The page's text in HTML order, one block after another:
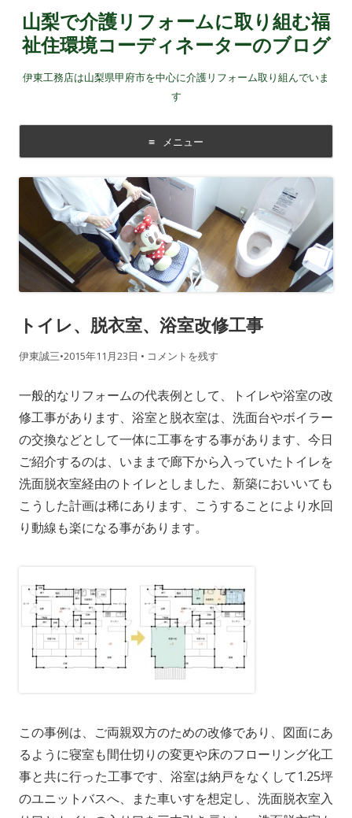
山梨で介護リフォームに取り組む福
祉住環境コーディネーターのブログ
伊東工務店は山梨県甲府市を中心に介護リフォーム取り組んでいま
す
メニュー
コンテンツに移動する
トイレ、脱衣室、浴室改修工事
伊東誠三•2015年11月23日 • コメントを残す
一般的なリフォームの代表例として、トイレや浴室の改
修工事があります、浴室と脱衣室は、洗面台やボイラー
の交換などとして一体に工事をする事があります、今日
ご紹介するのは、いままで廊下から入っていたトイレを
洗面脱衣室経由のトイレとしました、新築においいても
こうした計画は稀にあります、こうすることにより水回
り動線も楽になる事があります。
この事例は、ご両親双方のための改修であり、図面にあ
るように寝室も間仕切りの変更や床のフローリング化工
事と共に行った工事です、浴室は納戸をなくして1.25坪
のユニットバスへ、また車いすを想定し、洗面脱衣室入